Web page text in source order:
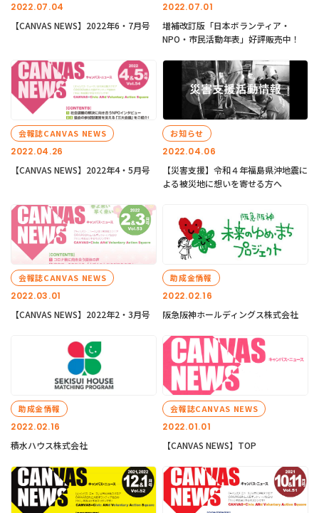
2022.07.04
【CANVAS NEWS】2022年6・7月号
2022.07.01
増補改訂版「日本ボランティア・
NPO・市民活動年表」好評販売中！
2022.04.26
会報誌CANVAS NEWS
【CANVAS NEWS】2022年4・5月号
2022.04.06
お知らせ
【災害支援】令和４年福島県沖地震に
よる被災地に想いを寄せる方へ
2022.03.01
会報誌CANVAS NEWS
【CANVAS NEWS】2022年2・3月号
2022.02.16
助成金情報
阪急阪神ホールディングス株式会社
2022.02.16
助成金情報
積水ハウス株式会社
2022.01.01
会報誌CANVAS NEWS
【CANVAS NEWS】TOP